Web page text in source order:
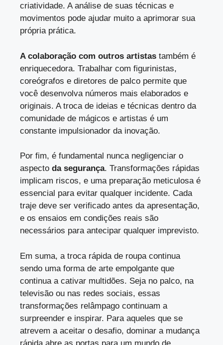
criatividade. A análise de suas técnicas e
movimentos pode ajudar muito a aprimorar sua
própria prática.
A colaboração com outros artistas também é
enriquecedora. Trabalhar com figurinistas,
coreógrafos e diretores de palco permite que
você desenvolva números mais elaborados e
originais. A troca de ideias e técnicas dentro da
comunidade de mágicos e artistas é um
constante impulsionador da inovação.
Por fim, é fundamental nunca negligenciar o
aspecto da segurança. Transformações rápidas
implicam riscos, e uma preparação meticulosa é
essencial para evitar qualquer incidente. Cada
traje deve ser verificado antes da apresentação,
e os ensaios em condições reais são
necessários para antecipar qualquer imprevisto.
Em suma, a troca rápida de roupa continua
sendo uma forma de arte empolgante que
continua a cativar multidões. Seja no palco, na
televisão ou nas redes sociais, essas
transformações relâmpago continuam a
surpreender e inspirar. Para aqueles que se
atrevem a aceitar o desafio, dominar a mudança
rápida abre as portas para um mundo de